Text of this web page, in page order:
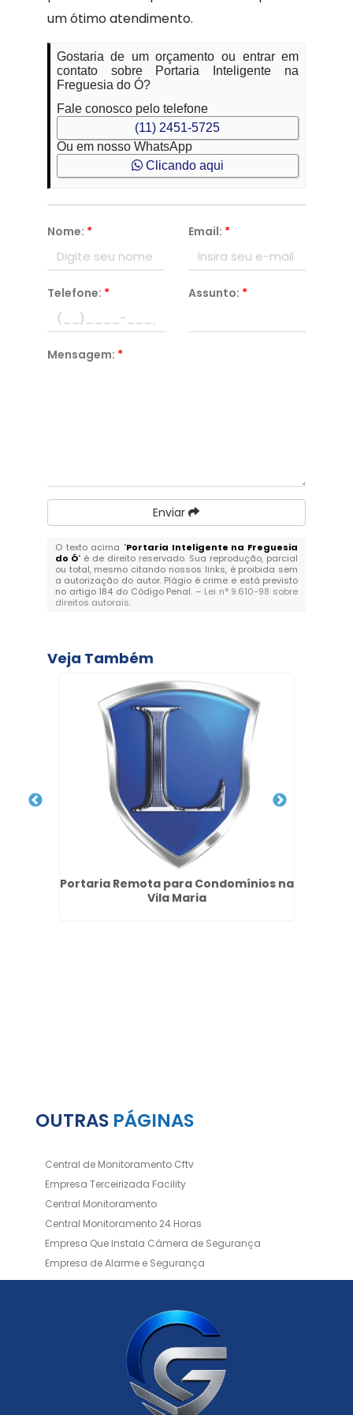
um ótimo atendimento.
Gostaria de um orçamento ou entrar em
contato sobre Portaria Inteligente na
Freguesia do Ó?
Fale conosco pelo telefone
(11) 2451-5725
Ou em nosso WhatsApp
Clicando aqui
Nome: * Email: *
Telefone: * Assunto: *
Mensagem: *
Enviar
O texto acima "Portaria Inteligente na Freguesia
do Ó" é de direito reservado. Sua reprodução, parcial
ou total, mesmo citando nossos links, é proibida sem
a autorização do autor. Plágio é crime e está previsto
no artigo 184 do Código Penal. – Lei n° 9.610-98 sobre
direitos autorais.
Veja Também
Portaria Remota para Condomínios na
Vila Maria
OUTRAS PÁGINAS
Central de Monitoramento Cftv
Empresa Terceirizada Facility
Central Monitoramento
Central Monitoramento 24 Horas
Empresa Que Instala Câmera de Segurança
Empresa de Alarme e Segurança
Empresa de Alarmes
Empresa de Facilities
Empresa de Instalação de Câmeras de Segurança
Empresa de Limpeza e Portaria
Empresas de Limpeza de Condomínios
Empresas de Monitoramento Cftv
Facility Terceirização
Instalação de Cftv